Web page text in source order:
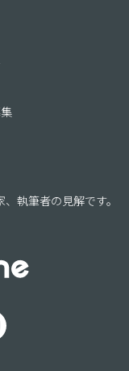
執筆者の見解です。